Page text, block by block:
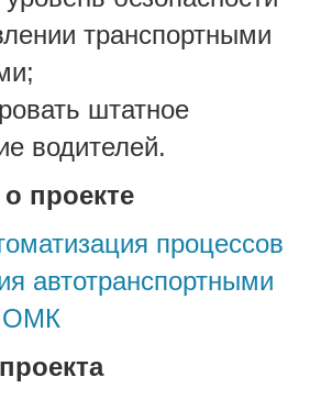
транспортными
штатное
водителей.
проекте
процессов
автотранспортными
ОМК